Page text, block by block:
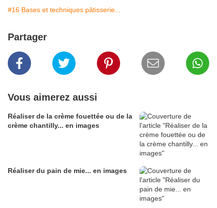
#16 Bases et techniques pâtisserie...
Partager
Vous aimerez aussi
Réaliser de la crème fouettée ou de la
crème chantilly... en images
Réaliser du pain de mie... en images